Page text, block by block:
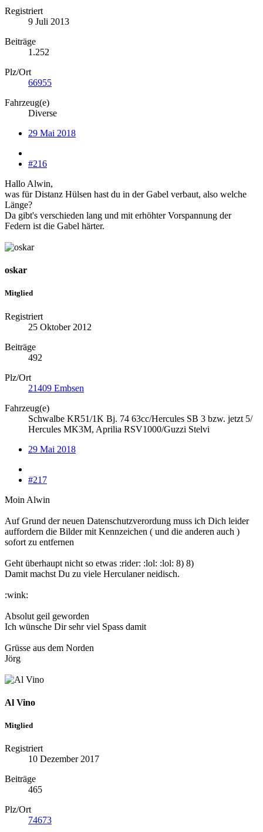
Registriert
9 Juli 2013
Beiträge
1.252
Plz/Ort
66955
Fahrzeug(e)
Diverse
29 Mai 2018
#216
Hallo Alwin,
was für Distanz Hülsen hast du in der Gabel verbaut, also welche
Länge?
Da gibt's verschieden lang und mit erhöhter Vorspannung der
Federn ist die Gabel härter.
oskar
Mitglied
Registriert
25 Oktober 2012
Beiträge
492
Plz/Ort
21409 Embsen
Fahrzeug(e)
Schwalbe KR51/1K Bj. 74 63cc/Hercules SB 3 bzw. jetzt 5/
Hercules MK3M, Aprilia RSV1000/Guzzi Stelvi
29 Mai 2018
#217
Moin Alwin
Auf Grund der neuen Datenschutzverordung muss ich Dich leider
auffordern die Bilder mit Kennzeichen ( und die anderen auch )
sofort zu entfernen
Geht überhaupt nicht so etwas :rider: :lol: :lol: 8) 8)
Damit machst Du zu viele Herculaner neidisch.
:wink:
Absolut geil geworden
Ich wünsche Dir sehr viel Spass damit
Grüsse aus dem Norden
Jörg
Al Vino
Mitglied
Registriert
10 Dezember 2017
Beiträge
465
Plz/Ort
74673